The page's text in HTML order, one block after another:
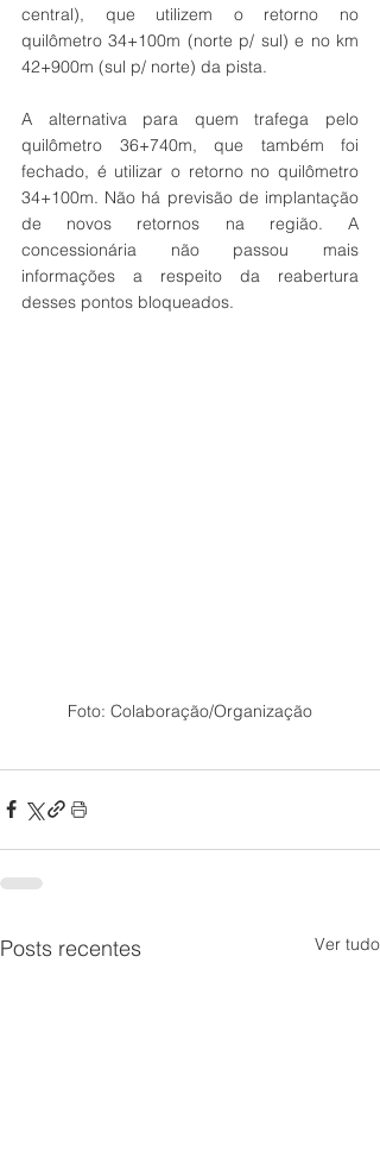
central), que utilizem o retorno no
quilômetro 34+100m (norte p/ sul) e no km
42+900m (sul p/ norte) da pista.
A alternativa para quem trafega pelo
quilômetro 36+740m, que também foi
fechado, é utilizar o retorno no quilômetro
34+100m. Não há previsão de implantação
de novos retornos na região. A
concessionária não passou mais
informações a respeito da reabertura
desses pontos bloqueados.
Foto: Colaboração/Organização
Posts recentes Ver tudo